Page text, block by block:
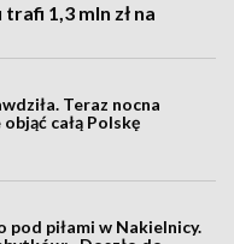
1,3 mln zł na
Teraz nocna
całą Polskę
pod piłami w Nakielnicy.